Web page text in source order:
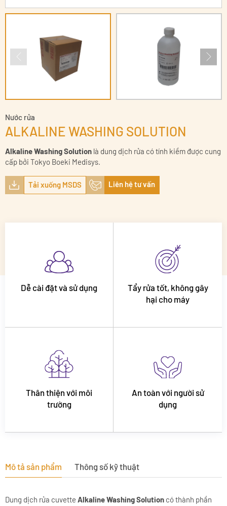
Nước rửa
ALKALINE WASHING SOLUTION
Alkaline Washing Solution là dung dịch rửa có tính kiềm được cung
cấp bởi Tokyo Boeki Medisys.
Tải xuống MSDS Liên hệ tư vấn
Dễ cài đặt và sử dụng
Tẩy rửa tốt, không gây
hại cho máy
Thân thiện với môi
trường
An toàn với người sử
dụng
Mô tả sản phẩm Thông số kỹ thuật
Dung dịch rửa cuvette Alkaline Washing Solution có thành phần